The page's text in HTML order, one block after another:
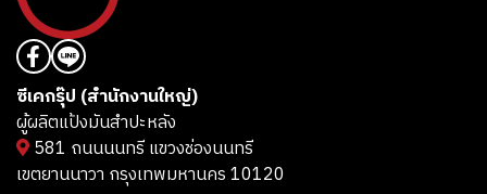
ซีเคกรุ๊ป (สำนักงานใหญ่)
ผู้ผลิตแป้งมันสำปะหลัง
581 ถนนนนทรี แขวงช่องนนทรี
เขตยานนาวา กรุงเทพมหานคร 10120